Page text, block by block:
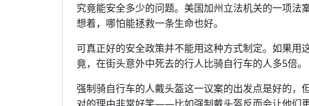
究竟能安全多少的问题。美国加州立法机关的一项法
想着，哪怕能拯救一条生命也好。
可真正好的安全政策并不能用这种方式制定。如果用
竟，在街头意外中死去的行人比骑自行车的人多5倍。
强制骑自行车的人戴头盔这一议案的出发点是好的，